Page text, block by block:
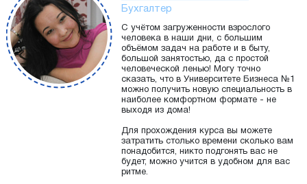
Бухгалтер
С учётом загруженности взрослого
человека в наши дни, с большим
объёмом задач на работе и в быту,
большой занятостью, да с простой
человеческой ленью! Могу точно
сказать, что в Университете Бизнеса №1
можно получить новую специальность в
наиболее комфортном формате - не
выходя из дома!
Для прохождения курса вы можете
затратить столько времени сколько вам
понадобится, никто подгонять вас не
будет, можно учится в удобном для вас
ритме.